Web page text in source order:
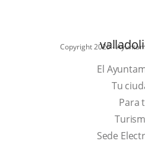
Copyright 2025 -
El
Tu
Para
Sede